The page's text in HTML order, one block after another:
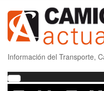
Información del Transporte,